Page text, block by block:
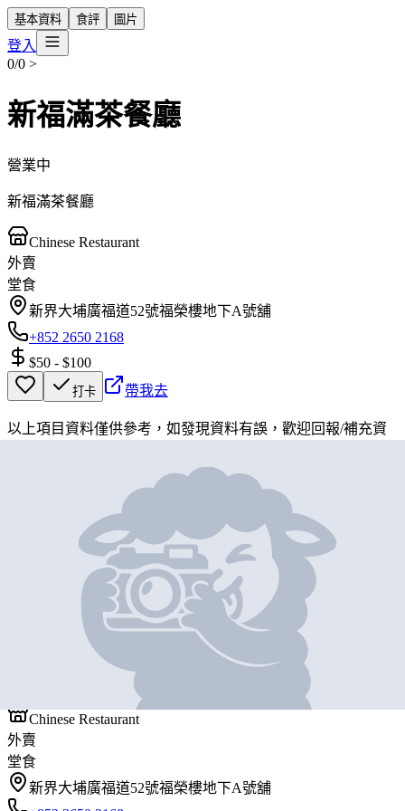
基本資料 食評 圖片
登入
0/0 >
新福滿茶餐廳
營業中
新福滿茶餐廳
Chinese Restaurant
外賣
堂食
新界大埔廣福道52號福榮樓地下A號舖
+852 2650 2168
$50 - $100
打卡 帶我去
以上項目資料僅供參考，如發現資料有誤，歡迎回報/補充資
新福滿茶餐廳
Chinese Restaurant
外賣
堂食
新界大埔廣福道52號福榮樓地下A號舖